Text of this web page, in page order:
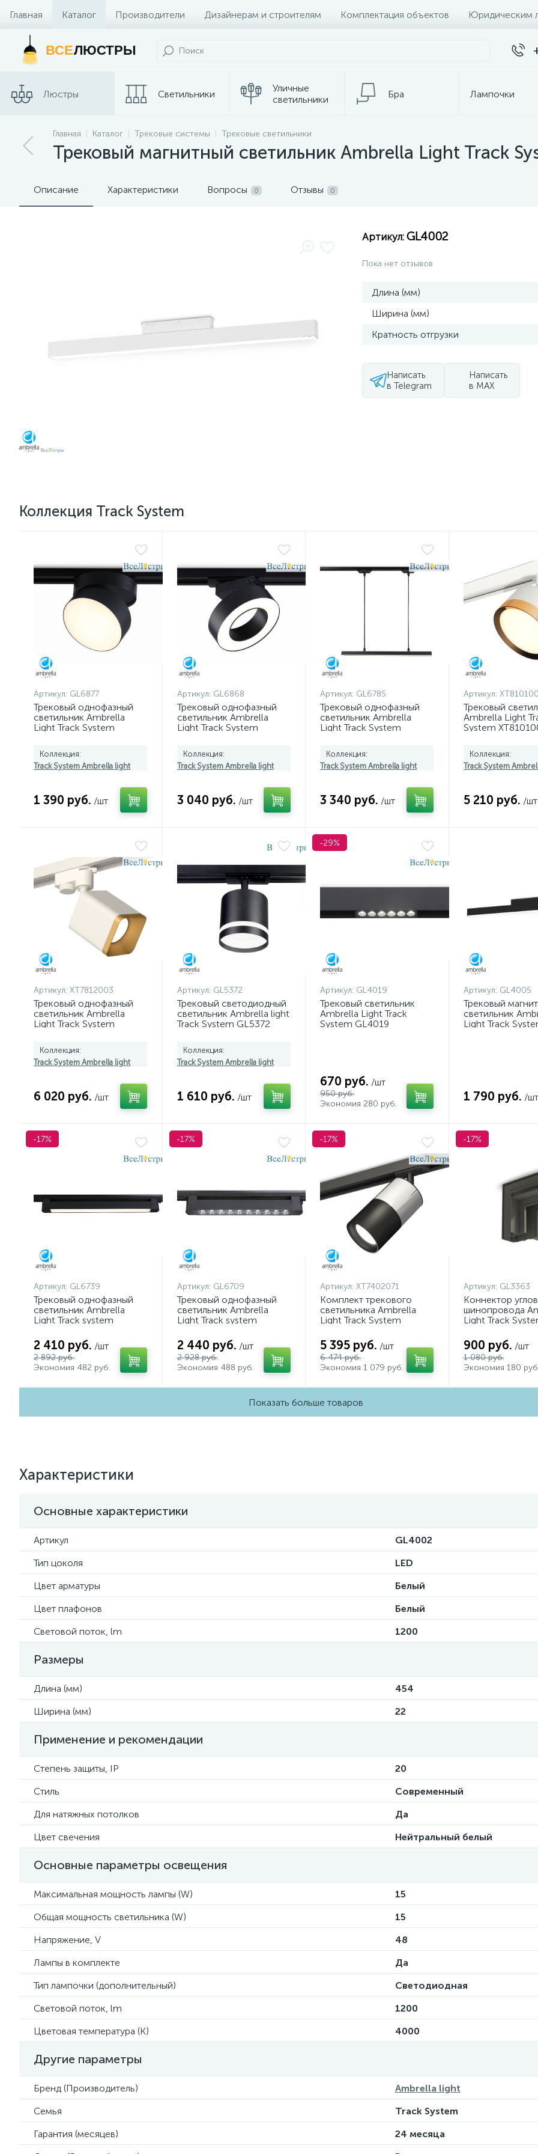
Главная Каталог Производители Дизайнерам и строителям Комплектация объектов Юридическим
Контакты и Магазины
ВСЕЛЮСТРЫ
Люстры Светильники
Уличные
светильники
Бра Лампочки
Споты
Трековые
Электротовары
лампы
Главная Каталог Трековые системы Трековые светильники
Трековый магнитный светильник Ambrella Light Track
Описание Характеристики Вопросы 0 Отзывы 0
Артикул: GL4002
Пока нет отзывов
Длина (мм)
Ширина (мм)
Кратность отгрузки
Написать
в Telegram
Написать
в MAX
Коллекция Track System
Артикул: GL6877
Трековый однофазный
светильник Ambrella
Light Track System
Коллекция:
Track System Ambrella light
1 390 руб. /шт
Артикул: GL6868
Трековый однофазный
светильник Ambrella
Light Track System
Коллекция:
Track System Ambrella light
3 040 руб. /шт
Артикул: GL6785
Трековый однофазный
светильник Ambrella
Light Track System
Коллекция:
Track System Ambrella light
3 340 руб. /шт
Артикул:
Трековый
Ambrella Light
System
N8124)
Коллекция:
Track System
5 210 руб. /шт
Артикул: XT7812003
Трековый однофазный
светильник Ambrella
Light Track System
C7812, N7704)
Коллекция:
Track System Ambrella light
6 020 руб. /шт
Артикул: GL5372
Трековый светодиодный
светильник Ambrella light
Track System GL5372
Коллекция:
Track System Ambrella light
1 610 руб. /шт
-29%
Артикул: GL4019
Трековый светильник
Ambrella Light Track
System GL4019
670 руб. /шт
950 руб.
Экономия 280 руб.
Артикул: GL4005
Трековый
светильник
Light Track
1 790 руб. /шт
-17%
Артикул: GL6739
Трековый однофазный
светильник Ambrella
Light Track system
2 410 руб. /шт
2 892 руб.
Экономия 482 руб.
-17%
Артикул: GL6709
Трековый однофазный
светильник Ambrella
Light Track system
2 440 руб. /шт
2 928 руб.
Экономия 488 руб.
-17%
Артикул: XT7402071
Комплект трекового
светильника Ambrella
Light Track System
A2071, C7402, N7021)
5 395 руб. /шт
6 474 руб.
Экономия 1 079 руб.
-17%
Артикул: GL3363
Коннектор
шинопровода
Light Track
900 руб. /шт
1 080 руб.
Экономия 180
Показать больше товаров
Характеристики
Основные характеристики
Артикул
GL4002
Тип цоколя
LED
Цвет арматуры
Белый
Цвет плафонов
Белый
Световой поток, lm
1200
Размеры
Длина (мм)
454
Ширина (мм)
22
Применение и рекомендации
Степень защиты, IP
20
Стиль
Современный
Для натяжных потолков
Да
Цвет свечения
Нейтральный белый
Основные параметры освещения
Максимальная мощность лампы (W)
15
Общая мощность светильника (W)
15
Напряжение, V
48
Лампы в комплекте
Да
Тип лампочки (дополнительный)
Светодиодная
Световой поток, lm
1200
Цветовая температура (К)
4000
Другие параметры
Бренд (Производитель)
Ambrella light
Семья
Track System
Гарантия (месяцев)
24 месяца